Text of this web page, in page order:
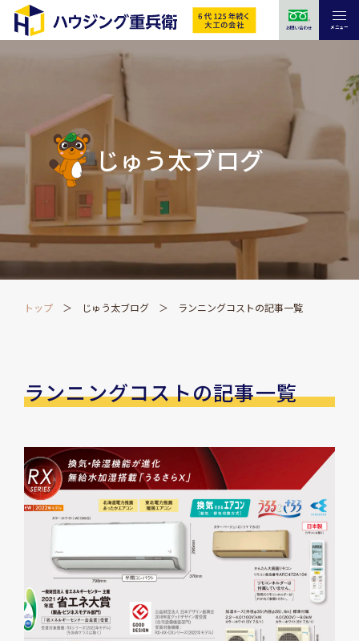
お問い合わせ メニュー
じゅう太ブログ
トップ じゅう太ブログ ランニングコストの記事一覧
ランニングコストの記事一覧